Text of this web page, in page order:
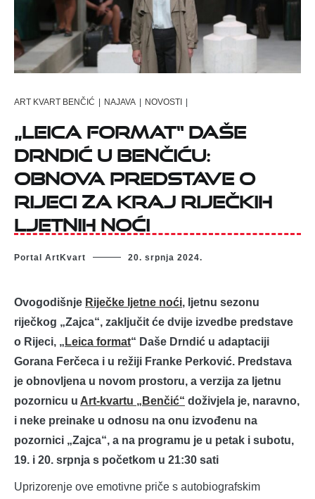
ART KVART BENČIĆ | NAJAVA | NOVOSTI |
„Leica format“ Daše
Drndić u Benčiću:
Obnova predstave o
Rijeci za kraj Riječkih
ljetnih noći
Portal ArtKvart 20. srpnja 2024.
Ovogodišnje Riječke ljetne noći, ljetnu sezonu
riječkog „Zajca“, zaključit će dvije izvedbe predstave
o Rijeci, „ Leica format“ Daše Drndić u adaptaciji
Gorana Ferčeca i u režiji Franke Perković. Predstava
je obnovljena u novom prostoru, a verzija za ljetnu
pozornicu u Art-kvartu „Benčić“ doživjela je, naravno,
i neke preinake u odnosu na onu izvođenu na
pozornici „Zajca“, a na programu je u petak i subotu,
19. i 20. srpnja s početkom u 21:30 sati
Uprizorenje ove emotivne priče s autobiografskim